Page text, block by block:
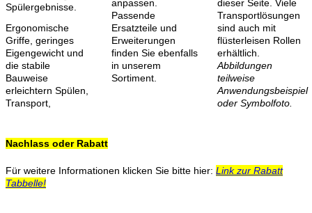
Spülergebnisse.
Ergonomische
Griffe, geringes
Eigengewicht und
die stabile
Bauweise
erleichtern Spülen,
Transport,
anpassen.
Passende
Ersatzteile und
Erweiterungen
finden Sie ebenfalls
in unserem
Sortiment.
dieser Seite. Viele
Transportlösungen
sind auch mit
flüsterleisen Rollen
erhältlich.
Abbildungen
teilweise
Anwendungsbeispiel
oder Symbolfoto.
Nachlass oder Rabatt
Für weitere Informationen klicken Sie bitte hier: Link zur Rabatt
Tabbelle!